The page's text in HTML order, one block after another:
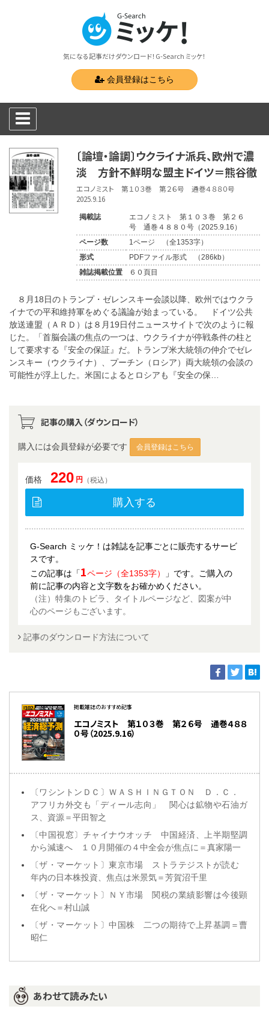
気になる記事だけダウンロード！G-Search ミッケ！
会員登録はこちら
〔論壇・論調〕ウクライナ派兵、欧州で濃
淡 方針不鮮明な盟主ドイツ＝熊谷徹
エコノミスト 第１０３巻 第２６号 通巻４８８０号
2025.9.16
掲載誌
エコノミスト 第１０３巻 第２６
号 通巻４８８０号（2025.9.16）
ページ数
1ページ （全1353字）
形式
PDFファイル形式 （286kb）
雑誌掲載位置
６０頁目
８月18日のトランプ・ゼレンスキー会談以降、欧州ではウクラ
イナでの平和維持軍をめぐる議論が始まっている。 ドイツ公共
放送連盟（ＡＲＤ）は８月19日付ニュースサイトで次のように報
じた。「首脳会議の焦点の一つは、ウクライナが停戦条件の柱と
して要求する『安全の保証』だ。トランプ米大統領の仲介でゼレ
ンスキー（ウクライナ）、プーチン（ロシア）両大統領の会談の
可能性が浮上した。米国によるとロシアも『安全の保…
記事の購入（ダウンロード）
購入には会員登録が必要です 会員登録はこちら
価格 220 円 （税込）
購入する
G-Search ミッケ！は雑誌を記事ごとに販売するサービ
スです。
この記事は「1ページ（全1353字）
」です。ご購入の
前に記事の内容と文字数をお確かめください。
（注）特集のトビラ、タイトルページなど、図案が中
心のページもございます。
記事のダウンロード方法について
掲載雑誌のおすすめ記事
エコノミスト 第１０３巻 第２６号 通巻４８８
０号（2025.9.16）
〔ワシントンＤＣ〕ＷＡＳＨＩＮＧＴＯＮ Ｄ．Ｃ．
アフリカ外交も「ディール志向」 関心は鉱物や石油ガ
ス、資源＝平田智之
〔中国視窓〕チャイナウオッチ 中国経済、上半期堅調
から減速へ １０月開催の４中全会が焦点に＝真家陽一
〔ザ・マーケット〕東京市場 ストラテジストが読む
年内の日本株投資、焦点は米景気＝芳賀沼千里
〔ザ・マーケット〕ＮＹ市場 関税の業績影響は今後顕
在化へ＝村山誠
〔ザ・マーケット〕中国株 二つの期待で上昇基調＝曹
昭仁
あわせて読みたい